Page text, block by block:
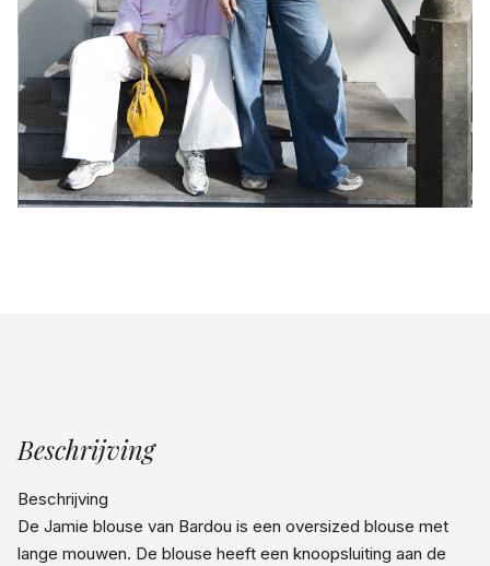
Beschrijving
Beschrijving
De Jamie blouse van Bardou is een oversized blouse met
lange mouwen. De blouse heeft een knoopsluiting aan de